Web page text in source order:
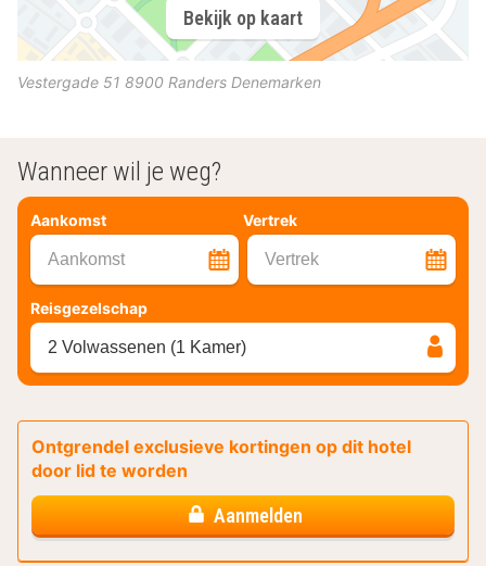
Bekijk op kaart
Vestergade 51 8900 Randers Denemarken
Wanneer wil je weg?
Aankomst Vertrek
Aankomst Vertrek
Reisgezelschap
2 Volwassenen (1 Kamer)
Ontgrendel exclusieve kortingen op dit hotel
door lid te worden
Aanmelden